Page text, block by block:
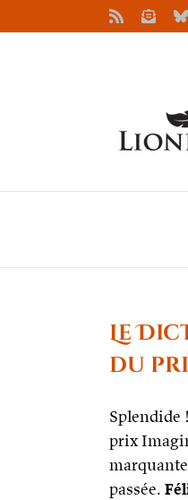
au
Rss
Le
du
Splendide
prix
passée.